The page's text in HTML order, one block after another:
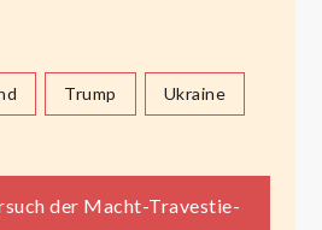
Trump Ukraine
der Macht-Travestie-